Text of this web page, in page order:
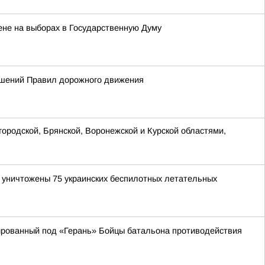
на выборах в Государственную Думу
Правил дорожного движения
Брянской, Воронежской и Курской областями,
75 украинских беспилотных летательных
под «Герань» Бойцы батальона противодействия